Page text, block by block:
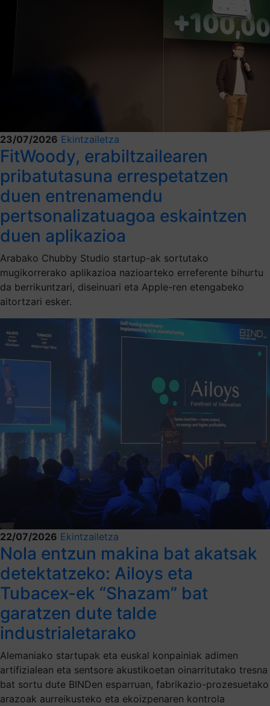
23/07/2026 Ekintzailetza
FitWoody, erabiltzailearen
pribatutasuna errespetatzen
duen entrenamendu
pertsonalizatuagoa eskaintzen
duen aplikazioa
Arabako Chubby Studio startup-ak sortutako
mugikorrerako aplikazioa nazioarteko erreferente bihurtu
da berrikuntzari, diseinuari eta Apple-ren etengabeko
aitortzari esker.
22/07/2026 Ekintzailetza
Nola entzun makina bat akatsak
detektatzeko: Ailoys eta
Tubacex-ek “Shazam” bat
garatzen dute talde
industrialetarako
Alemaniako startupak eta euskal konpainiak adimen
artifizialean eta sentsore akustikoetan oinarritutako tresna
bat sortu dute BINDen esparruan, fabrikazio-prozesuetako
arazoak aurreikusteko eta ekoizpenaren kontrola